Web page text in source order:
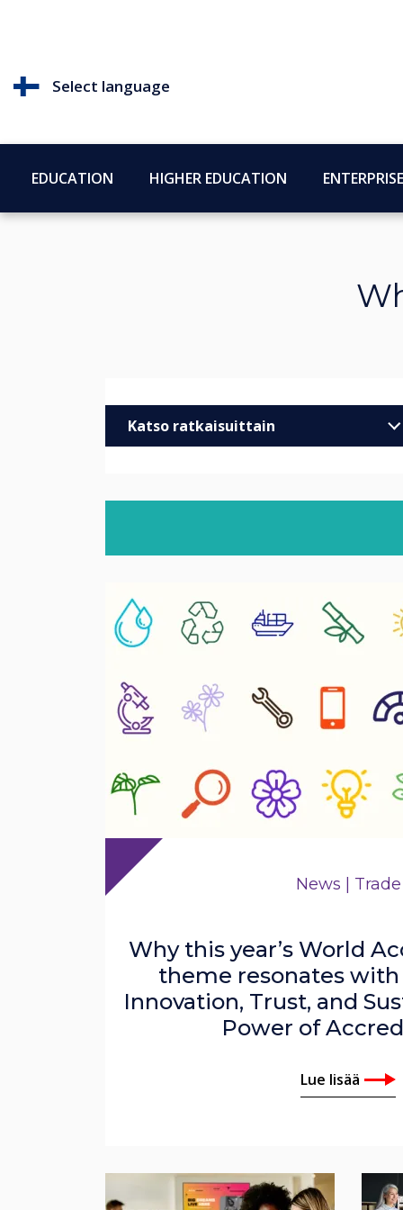
Select language
EDUCATION HIGHER EDUCATION ENTERPRISE
Katso ratkaisuittain
Jatko- ja korkeakoulutus
Terveydenhuolto
Vähittäismyynti
MOD/Government
News | Trade
Why this year’s World
theme resonates
Innovation, Trust, and
Power of
Lue lisää